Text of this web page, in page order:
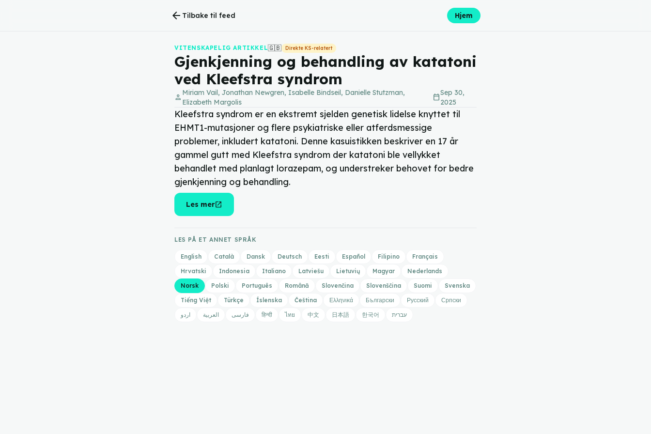
arrow_back Tilbake til feed Hjem
VITENSKAPELIG ARTIKKEL🇬🇧 Direkte KS-relatert
Gjenkjenning og behandling av katatoni
ved Kleefstra syndrom
person Miriam Vail, Jonathan Newgren, Isabelle Bindseil, Danielle Stutzman,
Elizabeth Margolis
calendar_todaySep 30,
2025
Kleefstra syndrom er en ekstremt sjelden genetisk lidelse knyttet til
EHMT1-mutasjoner og flere psykiatriske eller atferdsmessige
problemer, inkludert katatoni. Denne kasuistikken beskriver en 17 år
gammel gutt med Kleefstra syndrom der katatoni ble vellykket
behandlet med planlagt lorazepam, og understreker behovet for bedre
gjenkjenning og behandling.
Les meropen_in_new
LES PÅ ET ANNET SPRÅK
English Català Dansk Deutsch Eesti Español Filipino
Français
Hrvatski
Indonesia Italiano Latviešu Lietuvių Magyar
Nederlands
Norsk
Polski Português Română Slovenčina Slovenščina Suomi
Svenska
Tiếng Việt
Türkçe Íslenska Čeština Ελληνικά Български Русский
Српски
اردو
العربية فارسی हिन्दी ไทย 中文 日本語 한국어 עברית